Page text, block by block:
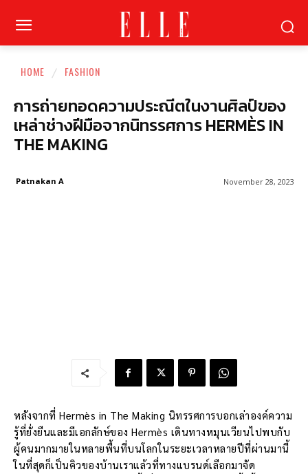
HOME FASHION
การถ่ายทอดความประณีตในงานศิลป์ของ
เหล่าช่างฝีมือจากนิทรรศการ HERMÈS IN
THE MAKING
November 28, 2023
Patnakan A
หลังจากที่ Hermès in The Making นิทรรศการบอกเล่าองค์ความ
รู้ที่ยั่งยืนและมีเอกลักษ์ของ Hermès เดินทางหมุนเวียนไปพบกับ
ผู้คนมากมายในหลายพื้นที่บนโลกในระยะเวลาหลายปีที่ผ่านมานี้
ในที่สุดก็เป็นคิวของบ้านเราแล้วที่ทางแบรนด์เลือกมาจัด